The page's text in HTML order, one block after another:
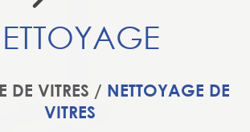
DE VITRES / NETTOYAGE DE
VITRES